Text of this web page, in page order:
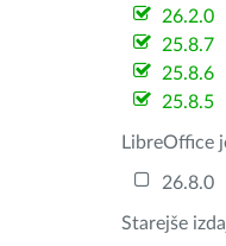
26.2.0
25.8.7
25.8.6
25.8.5
LibreOffice
26.8.0
Starejše